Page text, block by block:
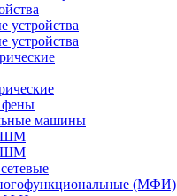
устройства
устройства
фены
машины
(МФИ)